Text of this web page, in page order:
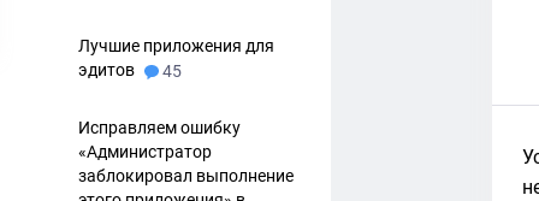
Лучшие приложения для
эдитов
45
Исправляем ошибку
«Администратор
заблокировал выполнение